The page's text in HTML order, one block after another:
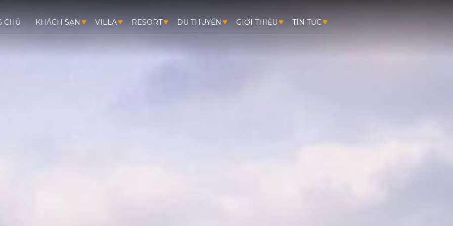
CHỦ KHÁCH SẠN VILLA RESORT DU THUYỀN GIỚI THIỆU TIN TỨC